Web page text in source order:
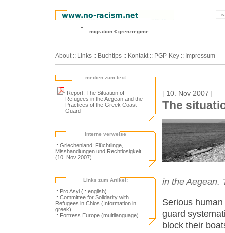
migration grenzregime
About :: Links :: Buchtips :: Kontakt :: PGP-Key :: Impressum
medien zum text
Report: The Situation of
Refugees in the Aegean and the
Practices of the Greek Coast
Guard
interne verweise
:: Griechenland: Flüchtlinge,
Misshandlungen und Rechtlosigkeit
(10. Nov 2007)
Links zum Artikel:
:: Pro Asyl (:: english)
:: Committee for Solidarity with
Refugees in Chios (Information in
greek)
:: Fortress Europe (multilanguage)
[ 10. Nov 2007 ]
The
in the Aegean.
Serious
guard
block their